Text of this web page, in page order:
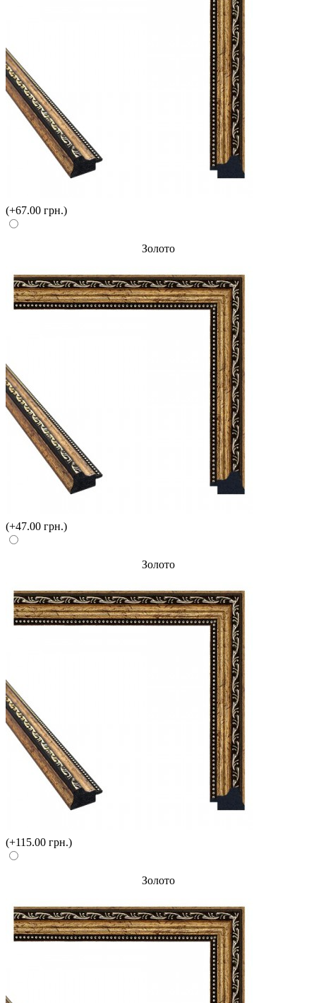
(+67.00 грн.)
Золото
(+47.00 грн.)
Золото
(+115.00 грн.)
Золото